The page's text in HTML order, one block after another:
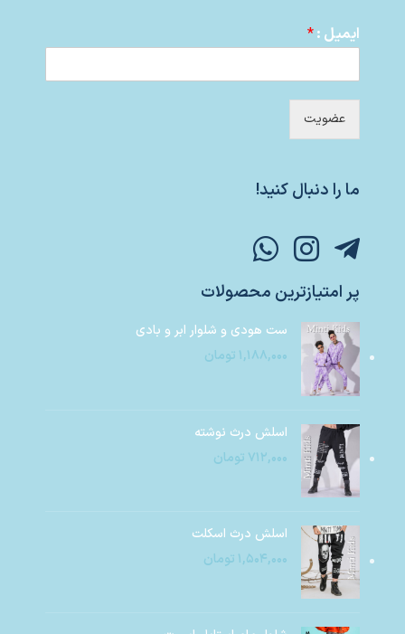
ایمیل :*
عضویت
ما را دنبال کنید!
پر امتیازترین محصولات
ست هودی و شلوار ابر و بادی
۱,۱۸۸,۰۰۰ تومان
اسلش درث نوشته
۷۱۲,۰۰۰ تومان
اسلش درث اسکلت
۱,۵۰۴,۰۰۰ تومان